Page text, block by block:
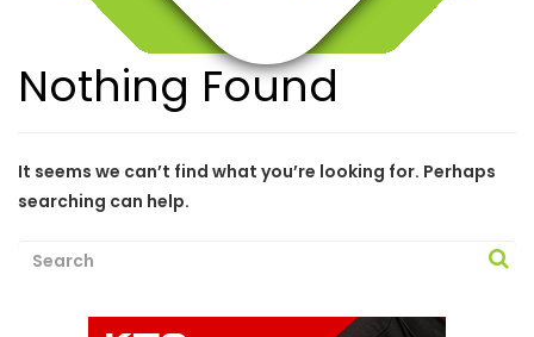
i
Nothing Found
It seems we can’t find what you’re looking for. Perhaps
searching can help.